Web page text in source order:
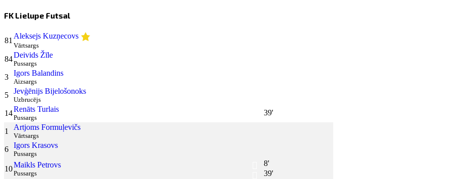
FK Lielupe Futsal
81
Aleksejs Kuzņecovs
Vārtsargs
84Deivids Žīle
Pussargs
3 Igors Balandins
Aizsargs
5 Jevģēnijs Bijelošonoks
Uzbrucējs
14Renāts Turlais
Pussargs
39'
1 Artjoms Formuļevičs
Vārtsargs
6 Igors Krasovs
Pussargs
10Maikls Petrovs
Pussargs
8'
39'